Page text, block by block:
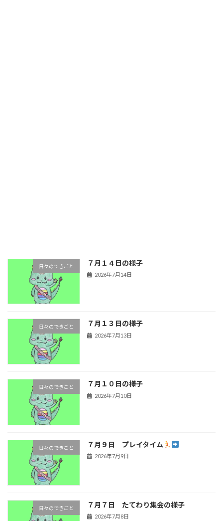
日々のできごと ７月１４日の様子
2026年7月14日
日々のできごと ７月１３日の様子
2026年7月13日
日々のできごと ７月１０日の様子
2026年7月10日
日々のできごと ７月９日 プレイタイム
2026年7月9日
日々のできごと ７月７日 たてわり集会の様子
2026年7月8日